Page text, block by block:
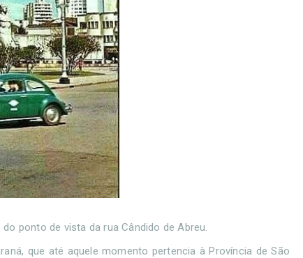
ponto de vista da rua Cândido de Abreu.
que até aquele momento pertencia à Província de São